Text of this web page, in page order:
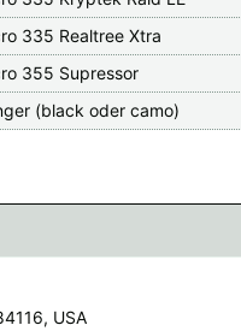
335 Realtree Xtra
355 Supressor
(black oder camo)
USA